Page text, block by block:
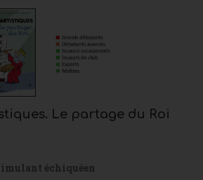
Le partage du Roi
échiquéen